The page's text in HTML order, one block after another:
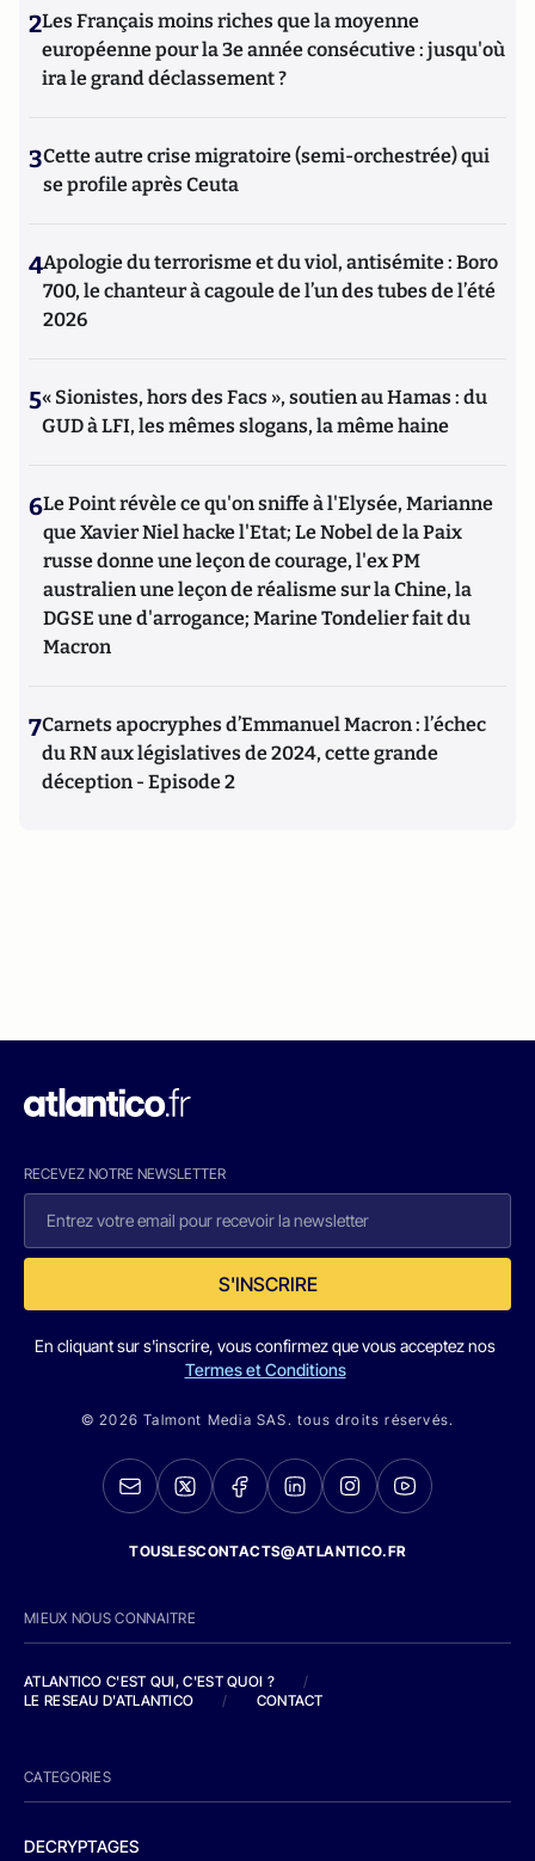
2Les Français moins riches que la moyenne
européenne pour la 3e année consécutive : jusqu'où
ira le grand déclassement ?
3Cette autre crise migratoire (semi-orchestrée) qui
se profile après Ceuta
4Apologie du terrorisme et du viol, antisémite : Boro
700, le chanteur à cagoule de l’un des tubes de l’été
2026
5« Sionistes, hors des Facs », soutien au Hamas : du
GUD à LFI, les mêmes slogans, la même haine
6Le Point révèle ce qu'on sniffe à l'Elysée, Marianne
que Xavier Niel hacke l'Etat; Le Nobel de la Paix
russe donne une leçon de courage, l'ex PM
australien une leçon de réalisme sur la Chine, la
DGSE une d'arrogance; Marine Tondelier fait du
Macron
7Carnets apocryphes d’Emmanuel Macron : l’échec
du RN aux législatives de 2024, cette grande
déception - Episode 2
RECEVEZ NOTRE NEWSLETTER
S'INSCRIRE
En cliquant sur s'inscrire, vous confirmez que vous acceptez nos
Termes et Conditions
© 2026 Talmont Media SAS. tous droits réservés.
TOUSLESCONTACTS@ATLANTICO.FR
MIEUX NOUS CONNAITRE
ATLANTICO C'EST QUI, C'EST QUOI ?
/
LE RESEAU D'ATLANTICO
/ CONTACT
CATEGORIES
DECRYPTAGES